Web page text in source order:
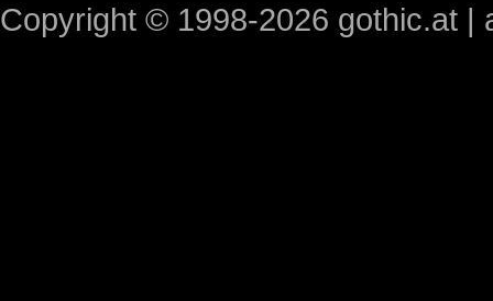
Copyright © 1998-2026 gothic.at |